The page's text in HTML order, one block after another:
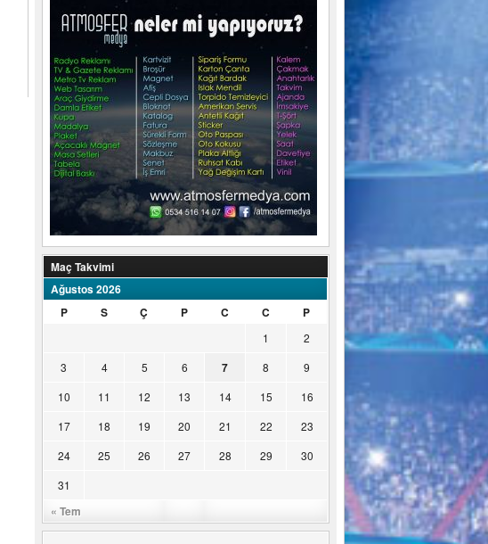
Maç Takvimi
Ağustos 2026
P
S Ç P C C P
« Tem
1
2
3
4 5 6 7 8
9
10
11 12 13 14 15
16
17
18 19 20 21 22
23
24
25 26 27 28 29
30
31